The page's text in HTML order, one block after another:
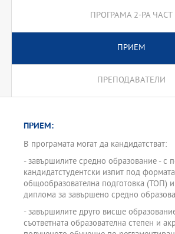
ПРОГРАМА 2-РА ЧАСТ
ПРИЕМ
ПРЕПОДАВАТЕЛИ
ПРИЕМ:
В програмата могат да кандидатстват:
- завършилите средно образование - с
кандидатстудентски изпит под
общообразователна подготовка (ТОП)
диплома за завършено средно
- завършилите друго висше
съответната образователна степен и